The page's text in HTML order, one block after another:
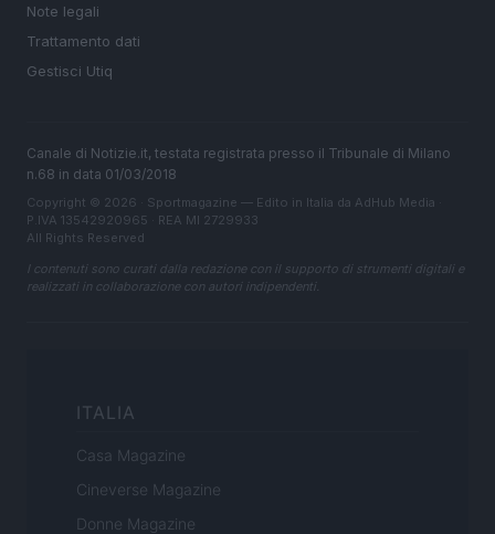
Note legali
Trattamento dati
Gestisci Utiq
Canale di Notizie.it, testata registrata presso il Tribunale di Milano
n.68 in data 01/03/2018
Copyright © 2026 · Sportmagazine — Edito in Italia da AdHub Media
P.IVA 13542920965 · REA MI 2729933
All Rights Reserved
I contenuti sono curati dalla redazione con il supporto di strumenti digitali e
realizzati in collaborazione con autori indipendenti.
ITALIA
Casa Magazine
Cineverse Magazine
Donne Magazine